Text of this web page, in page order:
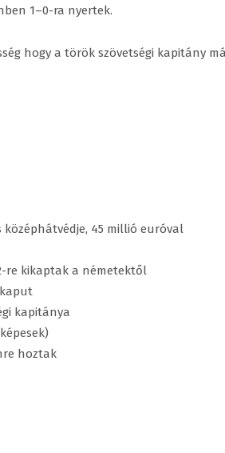
1–0-ra nyertek.
hogy a török szövetségi kapitány
középhátvédje, 45 millió euróval
re kikaptak a németektől
kapitánya
hoztak